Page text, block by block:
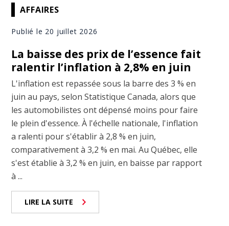
AFFAIRES
Publié le 20 juillet 2026
La baisse des prix de l’essence fait
ralentir l’inflation à 2,8% en juin
L'inflation est repassée sous la barre des 3 % en
juin au pays, selon Statistique Canada, alors que
les automobilistes ont dépensé moins pour faire
le plein d'essence. À l'échelle nationale, l'inflation
a ralenti pour s'établir à 2,8 % en juin,
comparativement à 3,2 % en mai. Au Québec, elle
s'est établie à 3,2 % en juin, en baisse par rapport
à ...
LIRE LA SUITE